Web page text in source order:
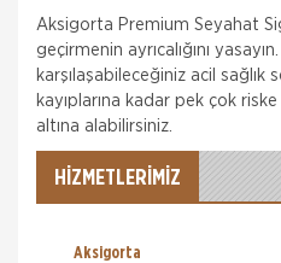
Aksigorta Premium Seyahat
geçirmenin ayrıcalığını
karşılaşabileceğiniz acil sağlık
kayıplarına kadar pek çok
altına alabilirsiniz.
HİZMETLERİMİZ
Tamamlayıcı Sağlık Sigortası Nedir?
Sağlık Sigortası , SGK ile
kuruluşlarında muayene,
için fark ücr
Hepiyi Sigorta
Trafik Sigortası
Trafik Sigortası her araç
Aksigorta